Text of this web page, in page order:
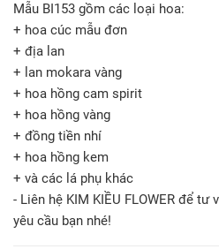
Mẫu BI153 gồm các loại hoa:
+ hoa cúc mẫu đơn
+ địa lan
+ lan mokara vàng
+ hoa hồng cam spirit
+ hoa hồng vàng
+ đồng tiền nhí
+ hoa hồng kem
+ và các lá phụ khác
- Liên hệ KIM KIỀU FLOWER để
yêu cầu bạn nhé!